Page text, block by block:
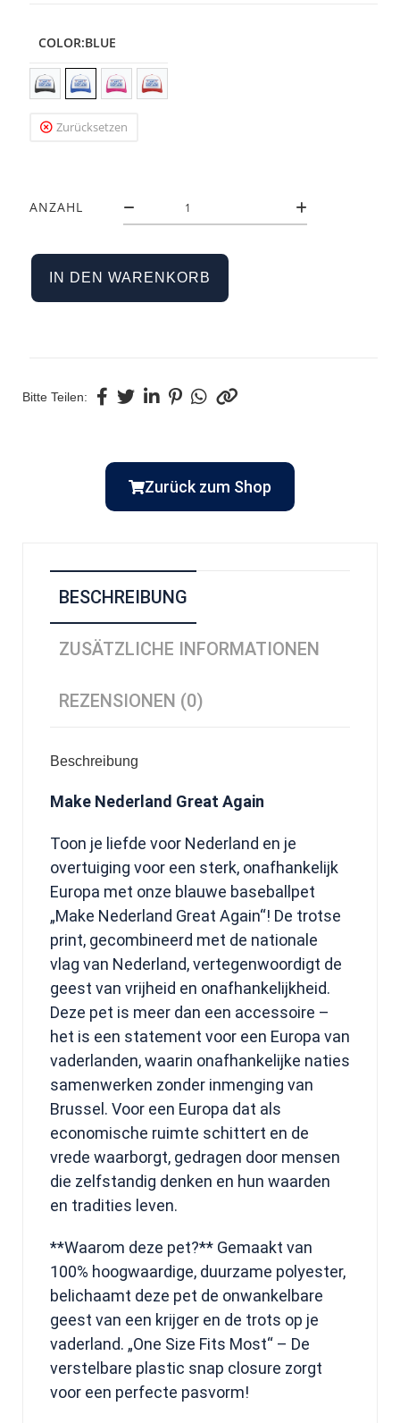
COLOR:BLUE
Zurücksetzen
ANZAHL
IN DEN WARENKORB
Bitte Teilen:
Zurück zum Shop
BESCHREIBUNG
ZUSÄTZLICHE INFORMATIONEN
REZENSIONEN (0)
Beschreibung
Make Nederland Great Again
Toon je liefde voor Nederland en je
overtuiging voor een sterk, onafhankelijk
Europa met onze blauwe baseballpet
„Make Nederland Great Again“! De trotse
print, gecombineerd met de nationale
vlag van Nederland, vertegenwoordigt de
geest van vrijheid en onafhankelijkheid.
Deze pet is meer dan een accessoire –
het is een statement voor een Europa van
vaderlanden, waarin onafhankelijke naties
samenwerken zonder inmenging van
Brussel. Voor een Europa dat als
economische ruimte schittert en de
vrede waarborgt, gedragen door mensen
die zelfstandig denken en hun waarden
en tradities leven.
**Waarom deze pet?** Gemaakt van
100% hoogwaardige, duurzame polyester,
belichaamt deze pet de onwankelbare
geest van een krijger en de trots op je
vaderland. „One Size Fits Most“ – De
verstelbare plastic snap closure zorgt
voor een perfecte pasvorm!